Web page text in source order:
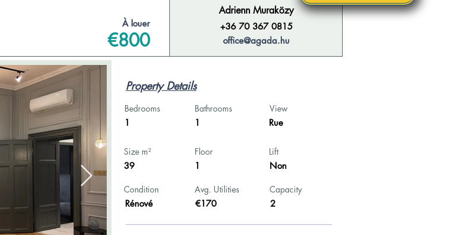
À louer
€800
Adrienn Muraközy
+36 70 367 0815
office@agada.hu
Property Details
Bedrooms
1
Bathrooms
1
View
Rue
Size m²
39
Floor
1
Condition
Rénové
Avg. Utilities
€170
Lift
Non
Capacity
2